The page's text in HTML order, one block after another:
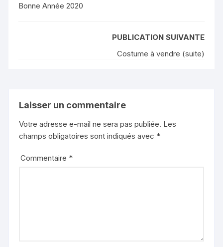
Bonne Année 2020
PUBLICATION SUIVANTE
Costume à vendre (suite)
Laisser un commentaire
Votre adresse e-mail ne sera pas publiée. Les
champs obligatoires sont indiqués avec *
Commentaire *